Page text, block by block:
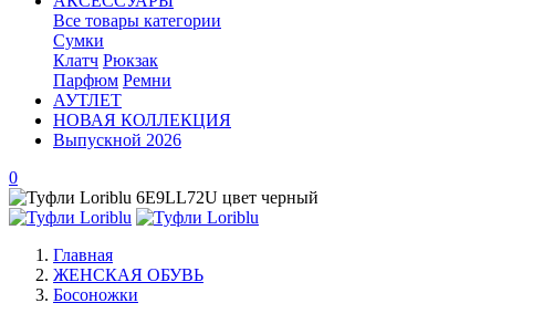
Все товары категории
Сумки
Клатч Рюкзак
Парфюм Ремни
АУТЛЕТ
НОВАЯ КОЛЛЕКЦИЯ
Выпускной 2026
0
Главная
ЖЕНСКАЯ ОБУВЬ
Босоножки